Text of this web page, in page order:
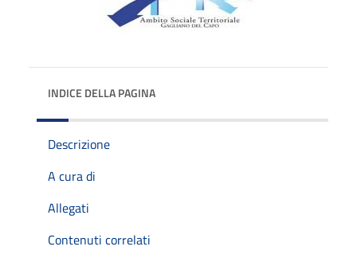
INDICE DELLA PAGINA
Descrizione
A cura di
Allegati
Contenuti correlati